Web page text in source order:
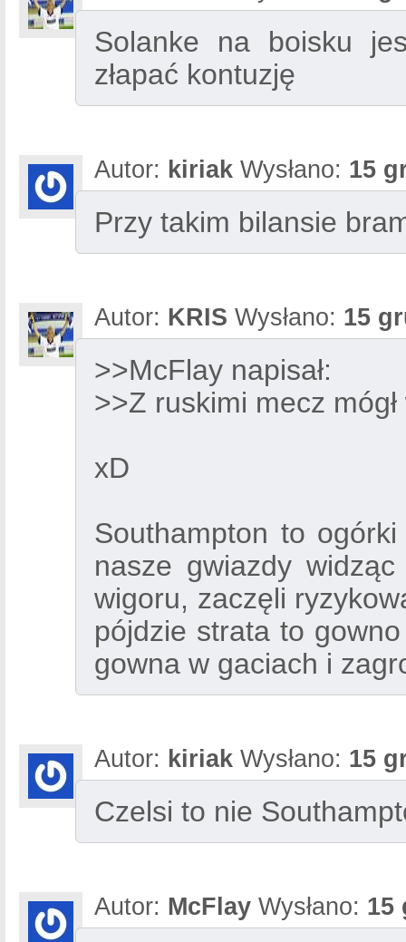
Solanke na boisku
złapać kontuzję
Autor: kiriak Wysłano: 15
Przy takim bilansie
Autor: KRIS Wysłano: 15
>>McFlay napisał:
>>Z ruskimi mecz
xD
Southampton to
nasze gwiazdy
wigoru, zaczęli
pójdzie strata to
gowna w gaciach i
Autor: kiriak Wysłano: 15
Czelsi to nie
Autor: McFlay Wysłano: 15